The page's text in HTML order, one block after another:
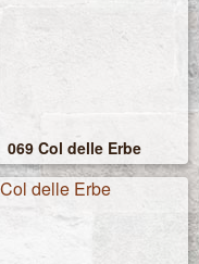
069 Col delle Erbe